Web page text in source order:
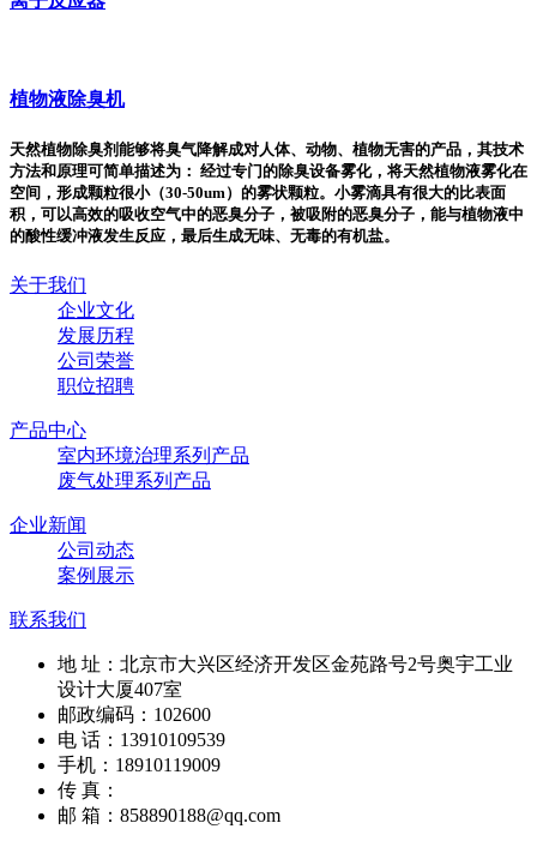
植物液除臭机
天然植物除臭剂能够将臭气降解成对人体、动物、植物无害的产品，其技术
方法和原理可简单描述为： 经过专门的除臭设备雾化，将天然植物液雾化在
空间，形成颗粒很小（30-50um）的雾状颗粒。小雾滴具有很大的比表面
积，可以高效的吸收空气中的恶臭分子，被吸附的恶臭分子，能与植物液中
的酸性缓冲液发生反应，最后生成无味、无毒的有机盐。
关于我们
企业文化
发展历程
公司荣誉
职位招聘
产品中心
室内环境治理系列产品
废气处理系列产品
企业新闻
公司动态
案例展示
联系我们
地 址：北京市大兴区经济开发区金苑路号2号奥宇工业
设计大厦407室
邮政编码：102600
电 话：13910109539
手机：18910119009
传 真：
邮 箱：858890188@qq.com